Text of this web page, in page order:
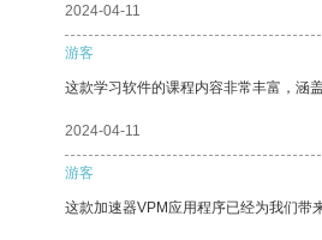
2024-04-11
游客
这款学习软件的课程内容非常丰富，涵
2024-04-11
游客
这款加速器VPM应用程序已经为我们带